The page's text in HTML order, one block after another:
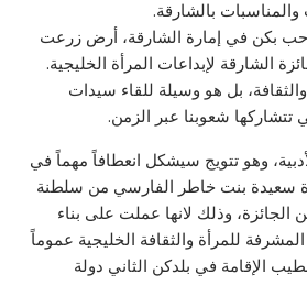
والمناسبات بالشارقة.
بكن في إمارة الشارقة، أرض زرعت
الشارقة لإبداعات المرأة الخليجية.
بل هو وسيلة للقاء سيدات
تتشاركها شعوبنا عبر الزمن.
وهو تتويج سيشكل انعطافاً مهماً في
سعيدة بنت خاطر الفارسي من سلطنة
وذلك لانها عملت على بناء
للمرأة والثقافة الخليجية عموماً
الإقامة في بلدكن الثاني دولة